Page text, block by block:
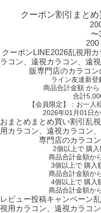
クーポン割引 まとめ
〜
200
クーポン LINE2026乱視用カ
ラコン、遠視カラコン、遠
販専門店のカラコ
ライン友達新登
商品合計金額 から
合計
【会員限定】：お一人
2026年01月01日
おまとめ まとめ買い割引 乱
用カラコン、遠視カラコン
専門店のカラコ
2個以上で 購入
商品合計金額か
3個以上で 購入
商品合計金額か
4個以上で 購入
商品合計金額か
レビュー投稿キャンペーン
視用カラコン、遠視カラコ